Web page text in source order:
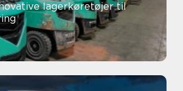
lagerkøretøjer til